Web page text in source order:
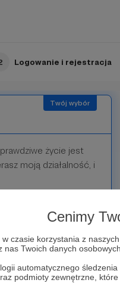
Cenimy
czasie korzystania z
Twoich danych osobowych.
automatycznego
podmioty zewnętrzne,
Logowanie i rejestracja
poziomów.
życie jest
moją działalność, i
kawie na platformie
poziomów.